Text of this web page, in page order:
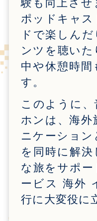
ポッドキャス
ドで楽しん
ンツを聴い
中や休憩時間
す。
このように
ホンは、海外
ニケーショ
を同時に解
な旅をサポー
ービス 海外
行に大変役に